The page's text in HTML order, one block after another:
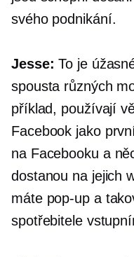
svého podnikání.
Jesse: To je
spousta různých
příklad, používají
Facebook jako
na Facebooku a
dostanou na jejich
máte pop-upa
spotřebitele